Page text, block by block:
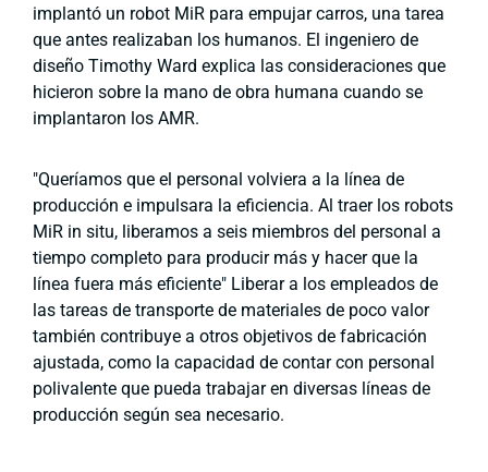
implantó un robot MiR para empujar carros, una tarea
que antes realizaban los humanos. El ingeniero de
diseño Timothy Ward explica las consideraciones que
hicieron sobre la mano de obra humana cuando se
implantaron los AMR.
"Queríamos que el personal volviera a la línea de
producción e impulsara la eficiencia. Al traer los robots
MiR in situ, liberamos a seis miembros del personal a
tiempo completo para producir más y hacer que la
línea fuera más eficiente" Liberar a los empleados de
las tareas de transporte de materiales de poco valor
también contribuye a otros objetivos de fabricación
ajustada, como la capacidad de contar con personal
polivalente que pueda trabajar en diversas líneas de
producción según sea necesario.